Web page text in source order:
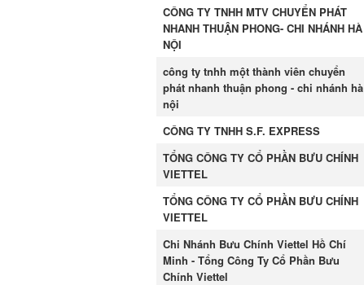
CÔNG TY TNHH MTV CHUYỂN PHÁT
NHANH THUẬN PHONG- CHI NHÁNH HÀ
NỘI
công ty tnhh một thành viên chuyển
phát nhanh thuận phong - chi nhánh hà
nội
CÔNG TY TNHH S.F. EXPRESS
TỔNG CÔNG TY CỔ PHẦN BƯU CHÍNH
VIETTEL
TỔNG CÔNG TY CỔ PHẦN BƯU CHÍNH
VIETTEL
Chi Nhánh Bưu Chính Viettel Hồ Chí
Minh - Tổng Công Ty Cổ Phần Bưu
Chính Viettel